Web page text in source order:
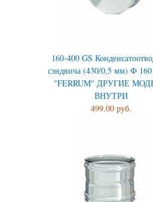
160-400 GS
сэндвича (430/0,5 мм) Ф
"FERRUM" ДРУГИЕ
ВНУТРИ
499.00 руб.